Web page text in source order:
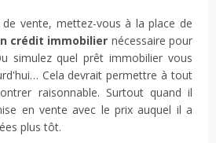
vente, mettez-vous à la place de
crédit immobilier nécessaire pour
simulez quel prêt immobilier vous
Cela devrait permettre à tout
raisonnable. Surtout quand il
en vente avec le prix auquel il a
plus tôt.